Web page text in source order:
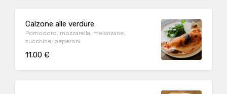
Calzone alle verdure
Pomodoro, mozzarella, melanzane,
zucchine, peperoni
11.00 €